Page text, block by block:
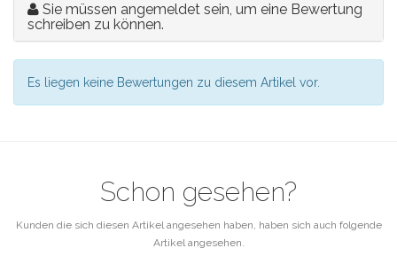
Sie müssen angemeldet sein, um eine Bewertung
schreiben zu können.
Es liegen keine Bewertungen zu diesem Artikel vor.
Schon gesehen?
Kunden die sich diesen Artikel angesehen haben, haben sich auch folgende
Artikel angesehen.